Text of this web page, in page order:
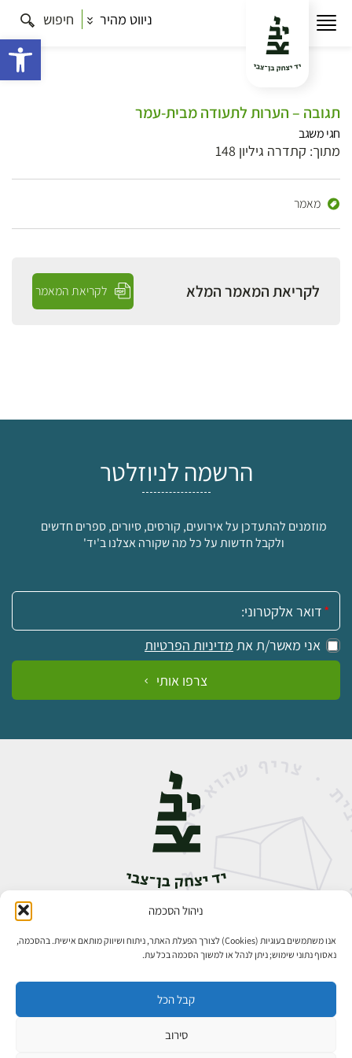
ניהול הסכמה
אנו משתמשים בעוגיות (Cookies) לצורך הפעלת האתר, ניתוח ושיווק מותאם אישית. בהסכמה,
נאסוף נתוני שימוש; ניתן לנהל או למשוך הסכמה בכל עת.
קבל הכל
סירוב
ניווט מהיר חיפוש
תגובה – הערות לתעודה מבית-עמר
חגי משגב
מתוך: קתדרה גיליון 148
מאמר
לקריאת המאמר המלא לקריאת המאמר
הרשמה לניוזלטר
מוזמנים להתעדכן על אירועים, קורסים, סיורים, ספרים חדשים
ולקבל חדשות על כל מה שקורה אצלנו ב'יד'
אימייל:
אני מאשר/ת את מדיניות הפרטיות
צרפו אותי
אבן גבירול 14, רחביה, ירושלים